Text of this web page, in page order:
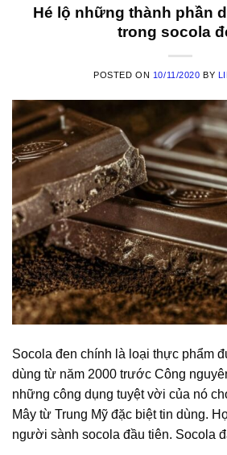
Hé lộ những thành phần
trong socola
POSTED ON 10/11/2020 BY
Socola đen chính là loại thực phẩm
dùng từ năm 2000 trước Công
những công dụng tuyệt vời của nó
Mây từ Trung Mỹ đặc biệt tin dùng.
người sành socola đầu tiên. Socola